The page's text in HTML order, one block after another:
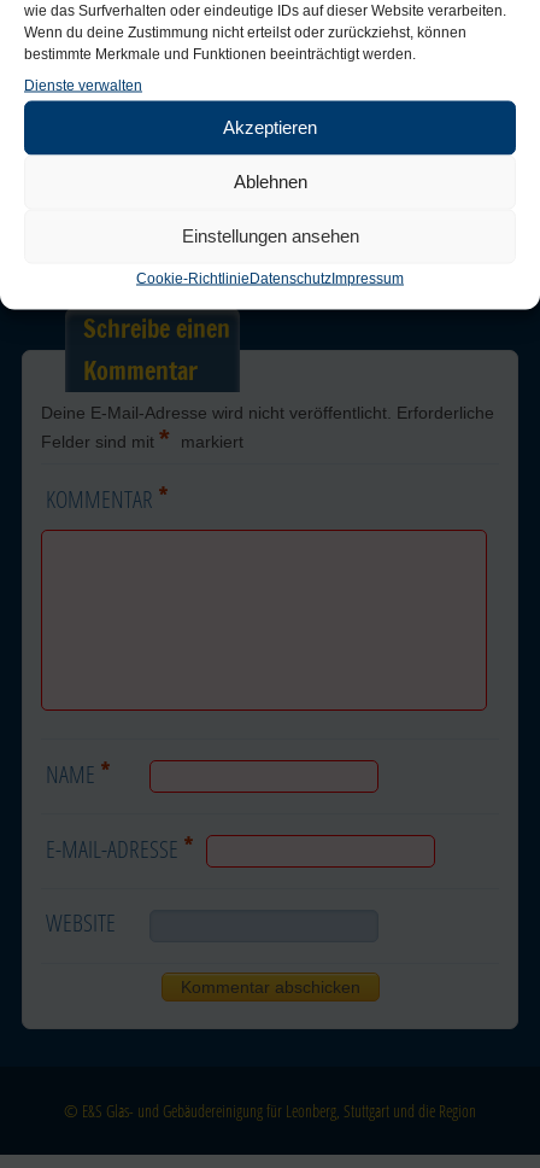
wie das Surfverhalten oder eindeutige IDs auf dieser Website verarbeiten.
Wenn du deine Zustimmung nicht erteilst oder zurückziehst, können
bestimmte Merkmale und Funktionen beeinträchtigt werden.
Dienste verwalten
Akzeptieren
Ablehnen
Einstellungen ansehen
Cookie-RichtlinieDatenschutzImpressum
Trackbacks are closed, but you canpost a comment.
Schreibe einen
Kommentar
Deine E-Mail-Adresse wird nicht veröffentlicht. Erforderliche
Felder sind mit * markiert
KOMMENTAR *
NAME *
E-MAIL-ADRESSE *
WEBSITE
© E&S Glas- und Gebäudereinigung für Leonberg, Stuttgart und die Region